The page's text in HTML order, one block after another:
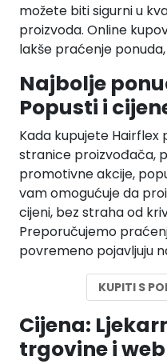
možete biti sigurni u
proizvoda. Online
lakše praćenje
Najbolje
Popusti i
Kada kupujete
stranice proizvođača,
promotivne akcije,
vam omogućuje da
cijeni, bez straha od
Preporučujemo
povremeno pojavljuju
KUPITI S
Cijena:
trgovine i